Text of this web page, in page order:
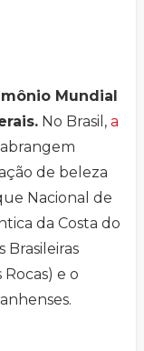
Mundial
No Brasil, a
de beleza
Nacional de
da Costa do
Brasileiras
e o